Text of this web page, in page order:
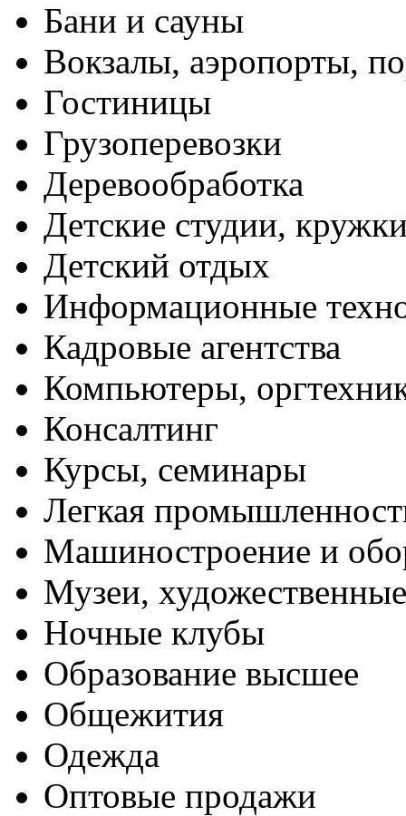
Бани и сауны
Вокзалы, аэропорты,
Гостиницы
Грузоперевозки
Деревообработка
Детские студии,
Детский отдых
Информационные
Кадровые агентства
Компьютеры,
Консалтинг
Курсы, семинары
Легкая
Машиностроение и
Музеи,
Ночные клубы
Образование высшее
Общежития
Одежда
Оптовые продажи